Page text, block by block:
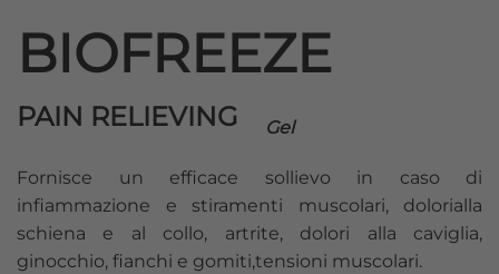
BIOFREEZE
PAIN RELIEVING Gel
Fornisce un efficace sollievo in caso di
infiammazione e stiramenti muscolari, dolorialla
schiena e al collo, artrite, dolori alla caviglia,
ginocchio, fianchi e gomiti,tensioni muscolari.